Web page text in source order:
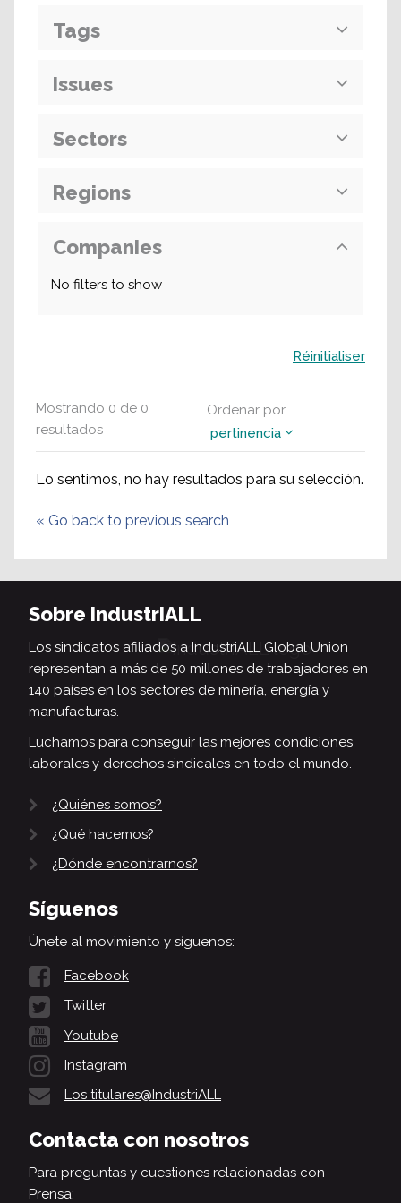
Mostrando 0 de 0
resultados
Ordenar por
pertinencia
Lo sentimos, no hay resultados para su selección.
« Go back to previous search
Tags
Issues
Sectors
Regions
Companies
No filters to show
Réinitialiser
Sobre IndustriALL
Los sindicatos afiliados a IndustriALL Global Union
representan a más de 50 millones de trabajadores en
140 países en los sectores de minería, energía y
manufacturas.
Luchamos para conseguir las mejores condiciones
laborales y derechos sindicales en todo el mundo.
¿Quiénes somos?
¿Qué hacemos?
¿Dónde encontrarnos?
Síguenos
Únete al movimiento y síguenos:
Facebook
Twitter
Youtube
Instagram
Los titulares@IndustriALL
Contacta con nosotros
Para preguntas y cuestiones relacionadas con
Prensa: